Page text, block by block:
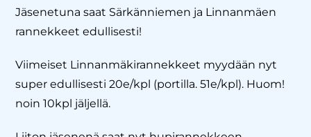
Jäsenetuna saat Särkänniemen ja Linnanmäen
rannekkeet edullisesti!
Viimeiset Linnanmäkirannekkeet myydään nyt
super edullisesti 20e/kpl (portilla. 51e/kpl). Huom!
noin 10kpl jäljellä.